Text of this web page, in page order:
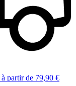
à partir de 79,90 €